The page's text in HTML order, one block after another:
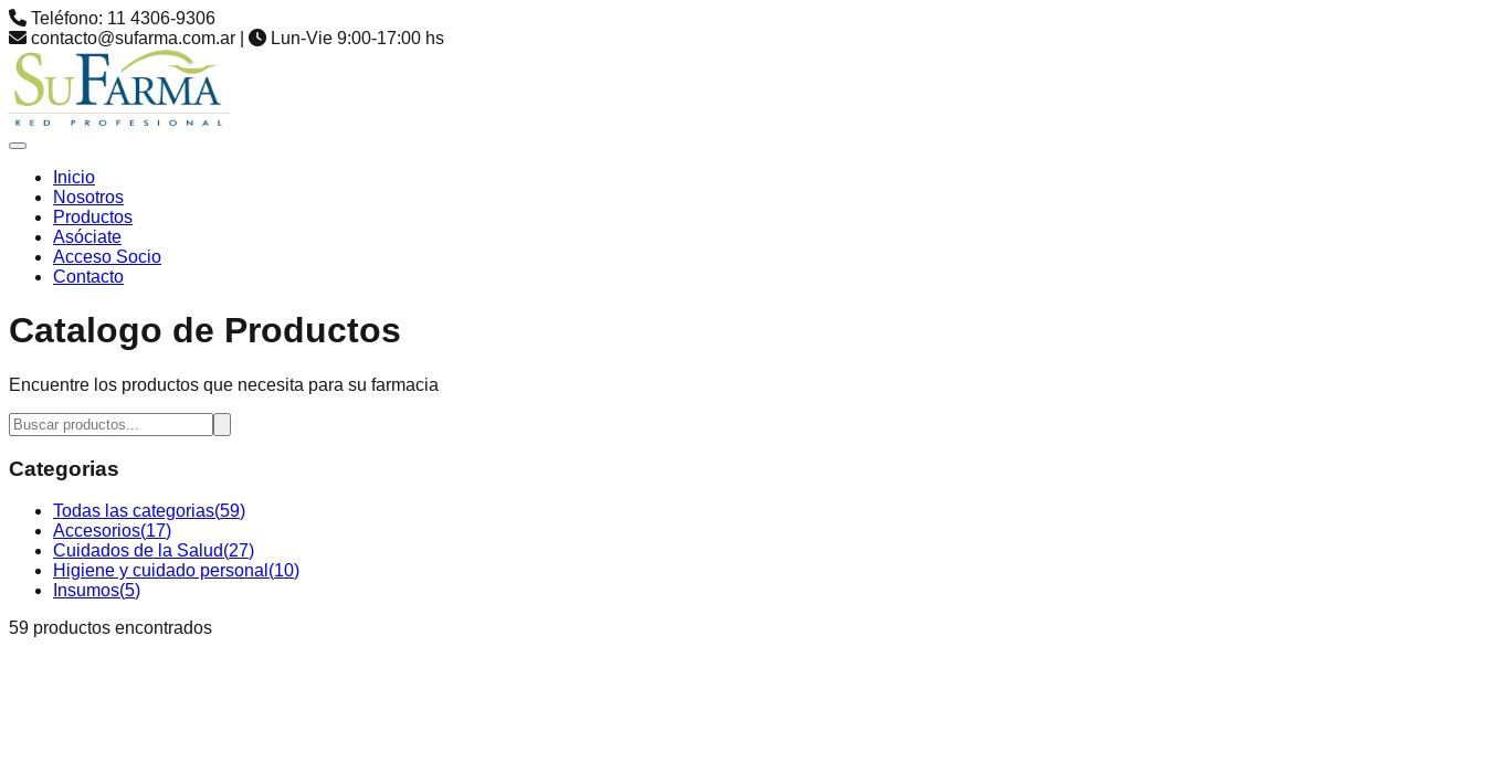
Teléfono: 11 4306-9306
contacto@sufarma.com.ar |
Lun-Vie 9:00-17:00 hs
Inicio
Nosotros
Productos
Asóciate
Acceso Socio
Contacto
Catalogo de Productos
Encuentre los productos que necesita para su farmacia
Categorias
Todas las categorias(59)
Accesorios(17)
Cuidados de la Salud(27)
Higiene y cuidado personal (10)
Insumos(5)
59 productos encontrados